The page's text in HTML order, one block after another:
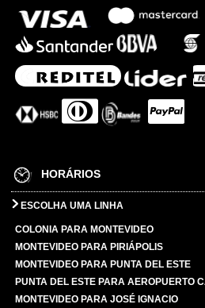
HORÁRIOS
ESCOLHA UMA LINHA
COLONIA PARA MONTEVIDEO
MONTEVIDEO PARA PIRIÁPOLIS
MONTEVIDEO PARA PUNTA DEL ESTE
PUNTA DEL ESTE PARA AEROPUERTO
MONTEVIDEO PARA JOSÉ IGNACIO